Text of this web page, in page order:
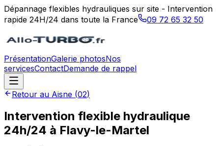
Dépannage flexibles hydrauliques sur site - Intervention
rapide 24H/24 dans toute la France
09 72 65 32 50
PrésentationGalerie photosNos
servicesContactDemande de rappel
Retour au Aisne (02)
Intervention flexible hydraulique
24h/24 à Flavy-le-Martel